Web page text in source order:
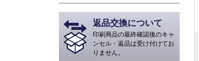
返品交換について
印刷商品の最終確認後のキャ
ンセル・返品は受け付けてお
りません。